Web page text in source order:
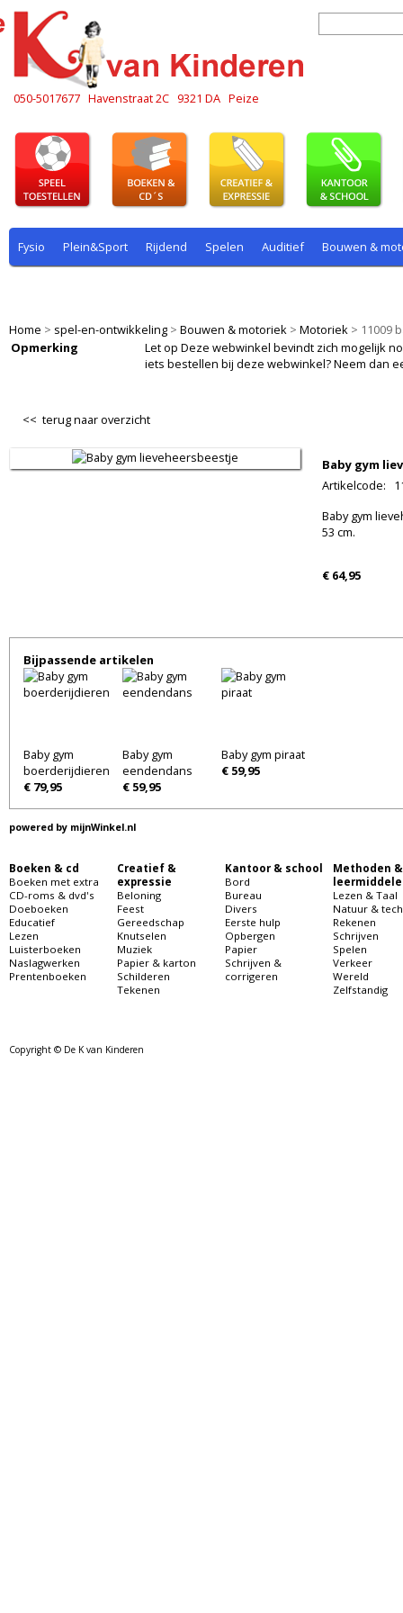
050-5017677 Havenstraat 2C 9321 DA Peize
Fysio Plein&Sport Rijdend Spelen Auditief Bouwen &
Home > spel-en-ontwikkeling > Bouwen & motoriek > Motoriek > 11009
Opmerking
Let op Deze webwinkel bevindt zich mogelijk
iets bestellen bij deze webwinkel? Neem dan
<< terug naar overzicht
Baby gym
Artikelcode:
Baby gym
53 cm.
€ 64,95
Bijpassende artikelen
Baby gym
boerderijdieren
€ 79,95
Baby gym
eendendans
€ 59,95
Baby gym piraat
€ 59,95
powered by mijnWinkel.nl
Boeken & cd
Boeken met extra
CD-roms & dvd's
Doeboeken
Educatief
Lezen
Luisterboeken
Naslagwerken
Prentenboeken
Creatief &
expressie
Beloning
Feest
Gereedschap
Knutselen
Muziek
Papier & karton
Schilderen
Tekenen
Kantoor & school
Bord
Bureau
Divers
Eerste hulp
Opbergen
Papier
Schrijven &
corrigeren
Methoden &
Lezen & Taal
Natuur &
Rekenen
Schrijven
Spelen
Verkeer
Wereld
Zelfstandig
Copyright © De K van Kinderen